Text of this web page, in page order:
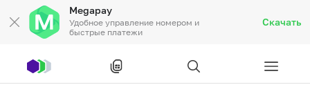
Megapay
Удобное управление номером и
быстрые платежи
Скачать